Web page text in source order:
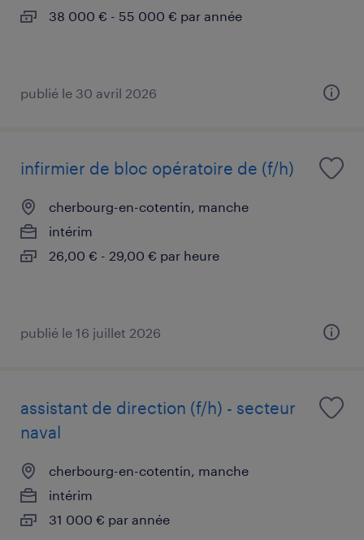
38 000 € - 55 000 € par année
publié le 30 avril 2026
infirmier de bloc opératoire de (f/h)
cherbourg-en-cotentin, manche
intérim
26,00 € - 29,00 € par heure
publié le 16 juillet 2026
assistant de direction (f/h) - secteur
naval
cherbourg-en-cotentin, manche
intérim
31 000 € par année